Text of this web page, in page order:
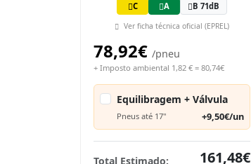
C A B 71dB
Ver ficha técnica oficial (EPREL)
78,92€ /pneu
+ Imposto ambiental 1,82 € = 80,74€
Equilibragem + Válvula
Pneus até 17" +9,50€/un
Total Estimado:
161,48€